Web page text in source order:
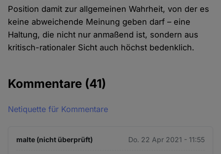
Position damit zur allgemeinen Wahrheit, von der es
keine abweichende Meinung geben darf – eine
Haltung, die nicht nur anmaßend ist, sondern aus
kritisch-rationaler Sicht auch höchst bedenklich.
Kommentare (41)
Netiquette für Kommentare
malte (nicht überprüft) Do. 22 Apr 2021 - 11:55